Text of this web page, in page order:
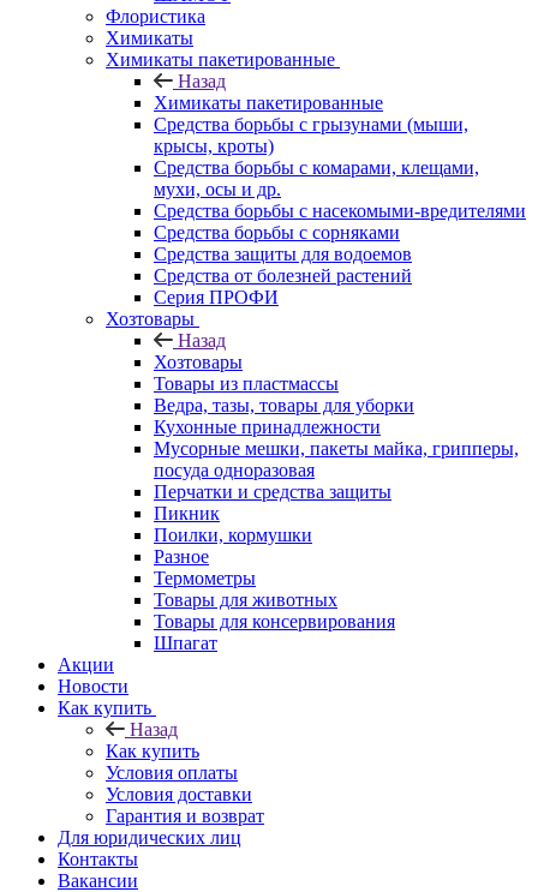
Флористика
Химикаты
Химикаты пакетированные
Назад
Химикаты пакетированные
Средства борьбы с грызунами (мыши,
крысы, кроты)
Средства борьбы с комарами, клещами,
мухи, осы и др.
Средства борьбы с насекомыми-вредителями
Средства борьбы с сорняками
Средства защиты для водоемов
Средства от болезней растений
Серия ПРОФИ
Хозтовары
Назад
Хозтовары
Товары из пластмассы
Ведра, тазы, товары для уборки
Кухонные принадлежности
Мусорные мешки, пакеты майка, грипперы,
посуда одноразовая
Перчатки и средства защиты
Пикник
Поилки, кормушки
Разное
Термометры
Товары для животных
Товары для консервирования
Шпагат
Акции
Новости
Как купить
Назад
Как купить
Условия оплаты
Условия доставки
Гарантия и возврат
Для юридических лиц
Контакты
Вакансии